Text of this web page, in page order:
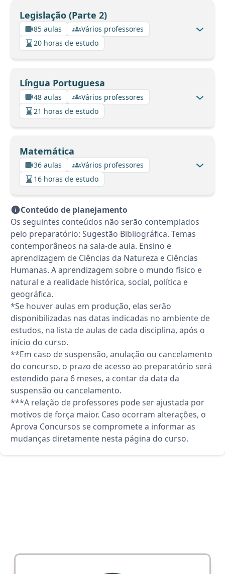
Legislação (Parte 2)
85 aulas
Vários professores
20 horas de estudo
Língua Portuguesa
48 aulas
Vários professores
21 horas de estudo
Matemática
36 aulas
Vários professores
16 horas de estudo
Conteúdo de planejamento
Os seguintes conteúdos não serão contemplados
pelo preparatório: Sugestão Bibliográfica. Temas
contemporâneos na sala-de aula. Ensino e
aprendizagem de Ciências da Natureza e Ciências
Humanas. A aprendizagem sobre o mundo físico e
natural e a realidade histórica, social, política e
geográfica.
*Se houver aulas em produção, elas serão
disponibilizadas nas datas indicadas no ambiente de
estudos, na lista de aulas de cada disciplina, após o
início do curso.
**Em caso de suspensão, anulação ou cancelamento
do concurso, o prazo de acesso ao preparatório será
estendido para 6 meses, a contar da data da
suspensão ou cancelamento.
***A relação de professores pode ser ajustada por
motivos de força maior. Caso ocorram alterações, o
Aprova Concursos se compromete a informar as
mudanças diretamente nesta página do curso.